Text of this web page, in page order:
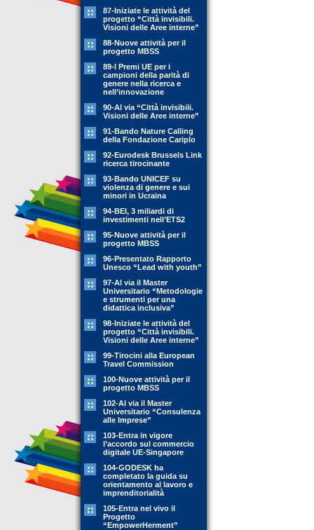
87-Iniziate le attività del
progetto “Città invisibili.
Visioni delle Aree interne”
88-Nuove attività per il
progetto MBSS
89-l Premi UE per i
campioni della parità di
genere nella ricerca e
nell’innovazione
90-Al via “Città invisibili.
Visioni delle Aree interne”
91-Bando Nature Calling
della Fondazione Cariplo
92-Eurodesk Brussels Link
ricerca tirocinante
93-Bando UNICEF su
violenza di genere e sui
minori in Ucraina
94-BEI, 3 miliardi di
investimenti nell’ETS2
95-Nuove attività per il
progetto MBSS
96-Presentato Rapporto
Unesco “Lead with youth”
97-Al via il Master
Universitario “Metodologie
e strumenti per una
didattica inclusiva”
98-Iniziate le attività del
progetto “Città invisibili.
Visioni delle Aree interne”
99-Tirocini alla European
Travel Commission
100-Nuove attività per il
progetto MBSS
102-Al via il Master
Universitario “Consulenza
alle Imprese”
103-Entra in vigore
l’accordo sul commercio
digitale UE-Singapore
104-GODESK ha
completato la guida su
orientamento al lavoro e
imprenditorialità
105-Entra nel vivo il
Progetto
“EmpowerHerment”